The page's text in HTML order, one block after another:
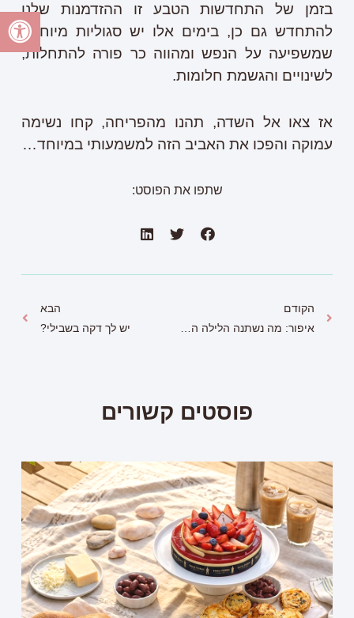
בזמן של התחדשות הטבע זו ההזדמנות שלנו
להתחדש גם כן, בימים אלו יש סגוליות מיוחדת
שמשפיעה על הנפש ומהווה כר פורה להתחלות,
לשינויים והגשמת חלומות.
אז צאו אל השדה, תהנו מהפריחה, קחו נשימה
עמוקה והפכו את האביב הזה למשמעותי במיוחד…
שתפו את הפוסט:
הקודם
איפור: מה נשתנה הלילה הזה?
הבא
יש לך דקה בשבילי?
פוסטים קשורים